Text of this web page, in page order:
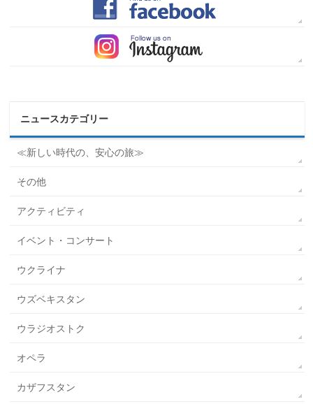
ニュースカテゴリー
≪新しい時代の、安心の旅≫
その他
アクティビティ
イベント・コンサート
ウクライナ
ウズベキスタン
ウラジオストク
オペラ
カザフスタン